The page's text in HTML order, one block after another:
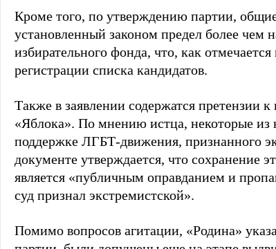
Кроме того, по утверждению партии,
установленный законом предел более чем
избирательного фонда, что, как
регистрации списка кандидатов.
Также в заявлении содержатся претензии
«Яблока». По мнению истца, некоторые из
поддержке ЛГБТ-движения, признанного
документе утверждается, что сохранение
является «публичным оправданием и
суд признал экстремистской».
Помимо вопросов агитации, «Родина»